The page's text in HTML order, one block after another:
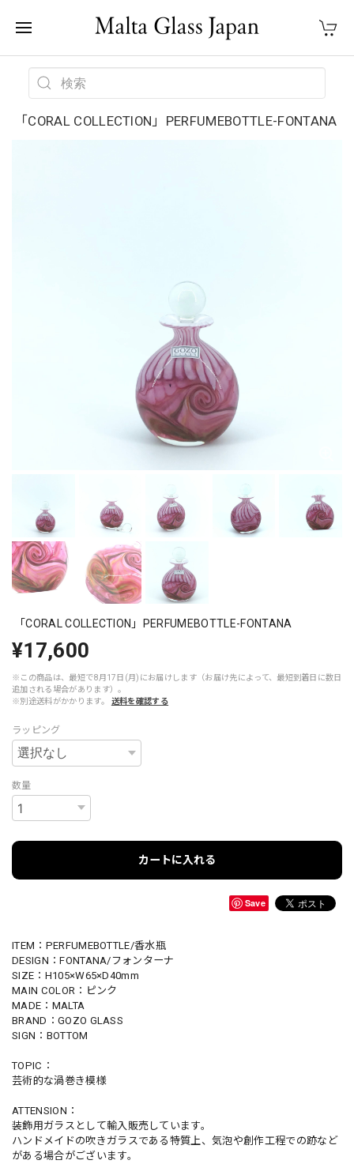
「CORAL COLLECTION」PERFUMEBOTTLE-FONTANA
「CORAL COLLECTION」PERFUMEBOTTLE-FONTANA
¥17,600
※この商品は、最短で8月17日(月)にお届けします（お届け先によって、最短到着日に数日
追加される場合があります）。
※別途送料がかかります。
送料を確認する
ラッピング
数量
カートに入れる
Save
ITEM：PERFUMEBOTTLE/香水瓶
DESIGN：FONTANA/フォンターナ
SIZE：H105×W65×D40mm
MAIN COLOR：ピンク
MADE：MALTA
BRAND：GOZO GLASS
SIGN：BOTTOM
TOPIC：
芸術的な渦巻き模様
ATTENSION：
装飾用ガラスとして輸入販売しています。
ハンドメイドの吹きガラスである特質上、気泡や創作工程での跡など
がある場合がございます。